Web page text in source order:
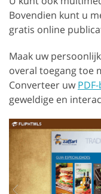
Bovendien kunt u
gratis online
Maak uw
overal toegang toe
Converteer uw
geweldige en